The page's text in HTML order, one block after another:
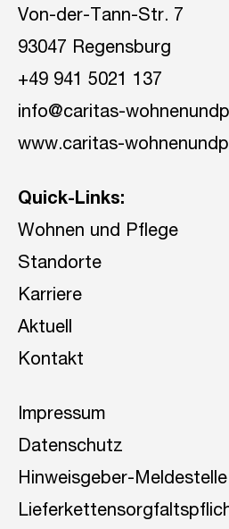
Von-der-Tann-Str. 7
93047 Regensburg
+49 941 5021 137
info@caritas-
www.caritas-
Quick-Links:
Wohnen und Pflege
Standorte
Karriere
Aktuell
Kontakt
Impressum
Datenschutz
Hinweisgeber-Meldestelle